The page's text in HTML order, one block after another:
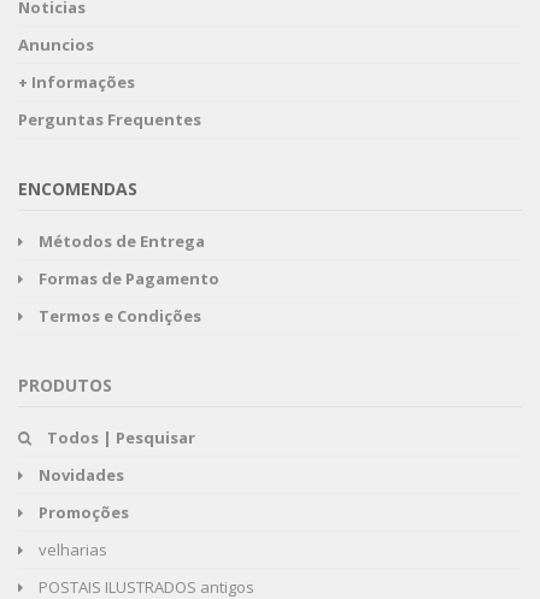
Noticias
Anuncios
+ Informações
Perguntas Frequentes
ENCOMENDAS
Métodos de Entrega
Formas de Pagamento
Termos e Condições
PRODUTOS
Todos | Pesquisar
Novidades
Promoções
velharias
POSTAIS ILUSTRADOS antigos